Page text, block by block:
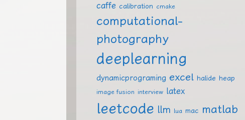
caffe calibration cmake
computational-
photography
deeplearning
dynamicprograming excel halide heap
image fusion interview latex
leetcode llm lua mac matlab